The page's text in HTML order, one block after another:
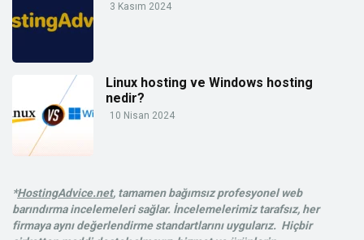
3 Kasım 2024
Linux hosting ve Windows hosting
nedir?
10 Nisan 2024
*HostingAdvice.net, tamamen bağımsız profesyonel web
barındırma incelemeleri sağlar. İncelemelerimiz tarafsız, her
firmaya aynı değerlendirme standartlarını uygularız. Hiçbir